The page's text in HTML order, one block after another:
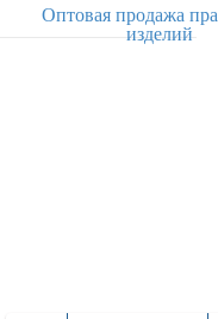
Оптовая продажа
изделий